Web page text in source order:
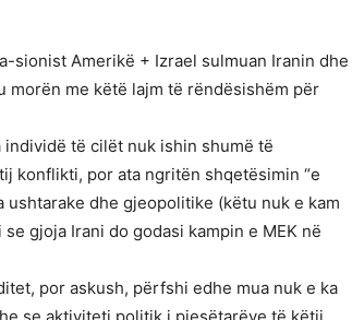
sionist Amerikë + Izrael sulmuan Iranin dhe
morën me këtë lajm të rëndësishëm për
të cilët nuk ishin shumë të
konflikti, por ata ngritën shqetësimin “e
dhe gjeopolitike (këtu nuk e kam
gjoja Irani do godasi kampin e MEK në
por askush, përfshi edhe mua nuk e ka